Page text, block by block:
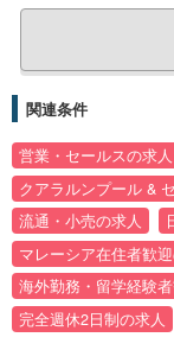
関連条件
営業・セールスの求人
クアラルンプール &
流通・小売の求人
マレーシア在住者歓
海外勤務・留学経験
完全週休2日制の求人